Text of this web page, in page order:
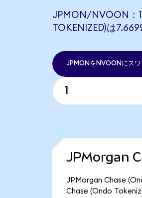
JPMON/NVOON：1
TOKENIZED)は
JPMONをNVOONにスワ
JPMorgan
JPMorgan Chase
Chase (Ondo